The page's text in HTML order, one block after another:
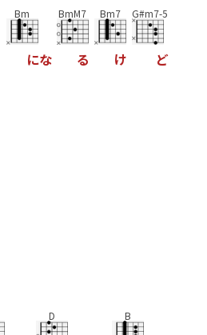
Bm
にな
BmM7
る
Bm7
け
G#m7-5
ど
D B